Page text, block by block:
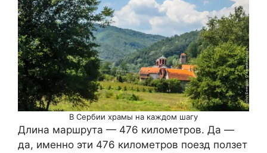
В Сербии храмы на каждом шагу
Длина маршрута — 476 километров. Да —
да, именно эти 476 километров поезд ползет